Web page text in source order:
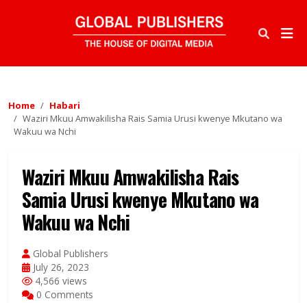
Home
Habari
Waziri Mkuu Amwakilisha Rais Samia Urusi kwenye Mkutano wa
Wakuu wa Nchi
Waziri Mkuu Amwakilisha Rais
Samia Urusi kwenye Mkutano wa
Wakuu wa Nchi
Global Publishers
July 26, 2023
4,566 views
0 Comments